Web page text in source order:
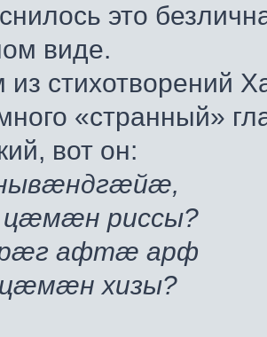
это
виде.
из стихотворений
«странный»
вот он:
риссы?
афтæ арф
хизы?